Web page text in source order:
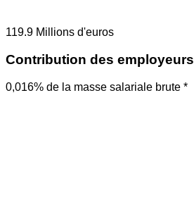
119.9 Millions d'euros
Contribution des employeurs
0,016% de la masse salariale brute *